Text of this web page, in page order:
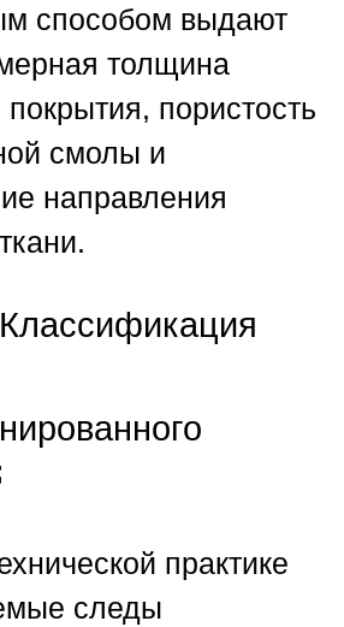
способом выдают
толщина
покрытия, пористость
смолы и
направления
практике
следы